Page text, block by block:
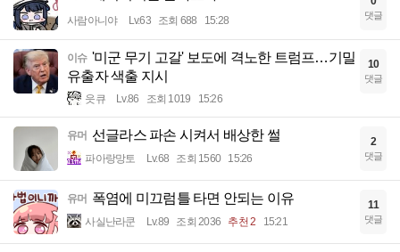
사람아니야 Lv.63 조회 688 15:28 댓글
이슈 '미군 무기 고갈' 보도에 격노한 트럼프…기밀
유출자 색출 지시
읏큐 Lv.86 조회 1019 15:26
10
댓글
유머 선글라스 파손 시켜서 배상한 썰
파아랑망토 Lv.68 조회 1560 15:26
2
댓글
유머 폭염에 미끄럼틀 타면 안되는 이유
사실난라쿤 Lv.89 조회 2036 추천 2 15:21
11
댓글